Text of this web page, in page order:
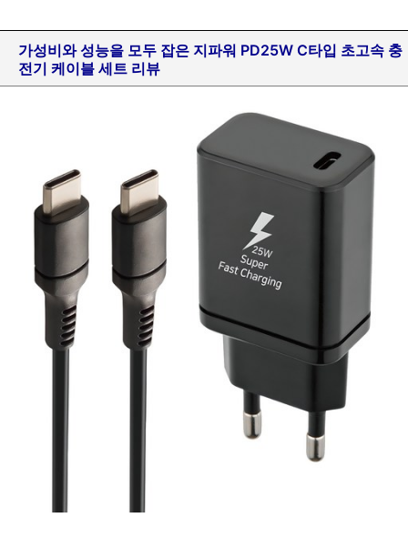
가성비와 성능을 모두 잡은 지파워 PD25W C타입 초고속 충
전기 케이블 세트 리뷰